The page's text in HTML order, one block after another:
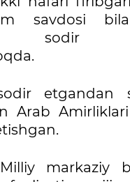
savdosi
sodir
etgandan
Arab
markaziy